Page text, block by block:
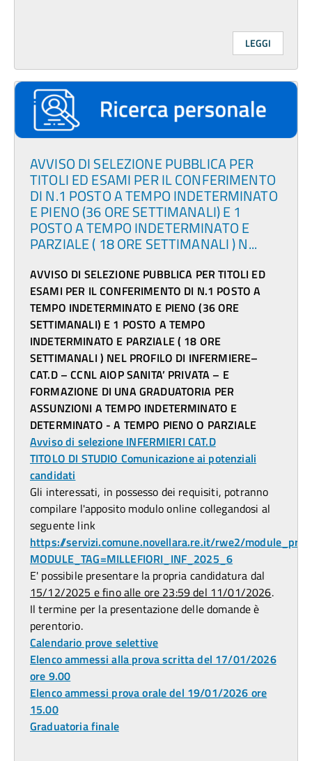
LEGGI
AVVISO DI SELEZIONE PUBBLICA PER
TITOLI ED ESAMI PER IL CONFERIMENTO
DI N.1 POSTO A TEMPO INDETERMINATO
E PIENO (36 ORE SETTIMANALI) E 1
POSTO A TEMPO INDETERMINATO E
PARZIALE ( 18 ORE SETTIMANALI ) N...
AVVISO DI SELEZIONE PUBBLICA PER TITOLI ED
ESAMI PER IL CONFERIMENTO DI N.1 POSTO A
TEMPO INDETERMINATO E PIENO (36 ORE
SETTIMANALI) E 1 POSTO A TEMPO
INDETERMINATO E PARZIALE ( 18 ORE
SETTIMANALI ) NEL PROFILO DI INFERMIERE–
CAT.D – CCNL AIOP SANITA’ PRIVATA – E
FORMAZIONE DI UNA GRADUATORIA PER
ASSUNZIONI A TEMPO INDETERMINATO E
DETERMINATO - A TEMPO PIENO O PARZIALE
Avviso di selezione INFERMIERI CAT.D
TITOLO DI STUDIO Comunicazione ai potenziali
candidati
Gli interessati, in possesso dei requisiti, potranno
compilare l'apposito modulo online collegandosi al
seguente link
https://servizi.comune.novellara.re.it/rwe2/
MODULE_TAG=MILLEFIORI_INF_2025_6
E' possibile presentare la propria candidatura dal
15/12/2025 e fino alle ore 23:59 del 11/01/2026.
Il termine per la presentazione delle domande è
perentorio.
Calendario prove selettive
Elenco ammessi alla prova scritta del 17/01/2026
ore 9.00
Elenco ammessi prova orale del 19/01/2026 ore
15.00
Graduatoria finale